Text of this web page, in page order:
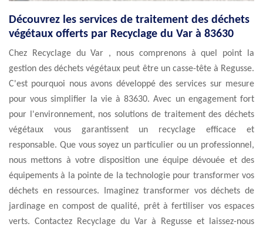
Découvrez les services de traitement des déchets
végétaux offerts par Recyclage du Var à 83630
Chez Recyclage du Var , nous comprenons à quel point la
gestion des déchets végétaux peut être un casse-tête à Regusse.
C'est pourquoi nous avons développé des services sur mesure
pour vous simplifier la vie à 83630. Avec un engagement fort
pour l'environnement, nos solutions de traitement des déchets
végétaux vous garantissent un recyclage efficace et
responsable. Que vous soyez un particulier ou un professionnel,
nous mettons à votre disposition une équipe dévouée et des
équipements à la pointe de la technologie pour transformer vos
déchets en ressources. Imaginez transformer vos déchets de
jardinage en compost de qualité, prêt à fertiliser vos espaces
verts. Contactez Recyclage du Var à Regusse et laissez-nous